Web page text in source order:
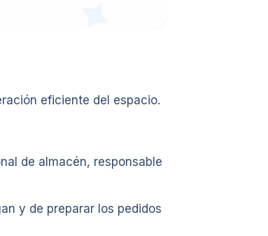
eficiente del espacio.
de almacén, responsable
y de preparar los pedidos